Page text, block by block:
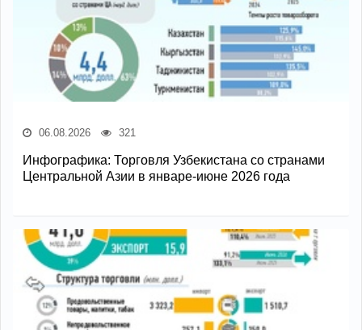
06.08.2026 321
Инфографика: Торговля Узбекистана со странами
Центральной Азии в январе-июне 2026 года